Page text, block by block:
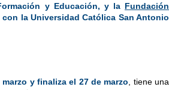
y Educación, y la Fundación
la Universidad Católica San Antonio
marzo y finaliza el 27 de marzo , tiene una